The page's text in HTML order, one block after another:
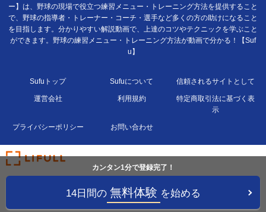
カンタン1分で登録完了！
14日間の 無料体験 を始める
ー】は、野球の現場で役立つ練習メニュー・トレーニング方法を提供すること
で、野球の指導者・トレーナー・コーチ・選手など多くの方の助けになること
を目指します。分かりやすい解説動画で、上達のコツやテクニックを学ぶこと
ができます。野球の練習メニュー・トレーニング方法が動画で分かる！【Suf
u】
Sufuトップ Sufuについて 信頼されるサイトとして
運営会社 利用規約
特定商取引法に基づく表
示
プライバシーポリシー お問い合わせ